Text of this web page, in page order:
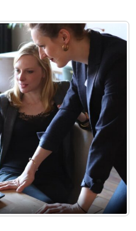
Law Advokatanpartsselskab